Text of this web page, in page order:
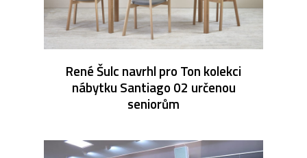
René Šulc navrhl pro Ton kolekci
nábytku Santiago 02 určenou
seniorům